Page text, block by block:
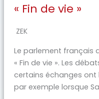
« Fin de vie »
ZEK
Le parlement français
« Fin de vie ». Les
certains échanges ont
par exemple lorsque